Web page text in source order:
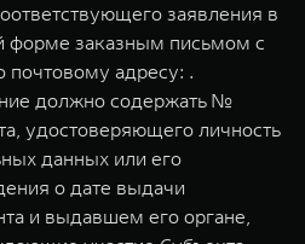
заявления в
форме заказным письмом с
адресу: .
должно содержать №
удостоверяющего личность
данных или его
о дате выдачи
и выдавшем его органе,